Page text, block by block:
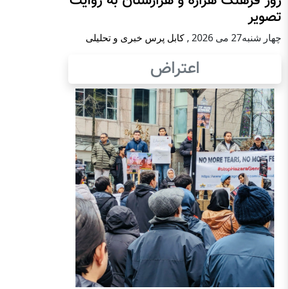
تصویر
چهار شنبه27 می 2026 , کابل پرس خبری و تحلیلی
اعتراض